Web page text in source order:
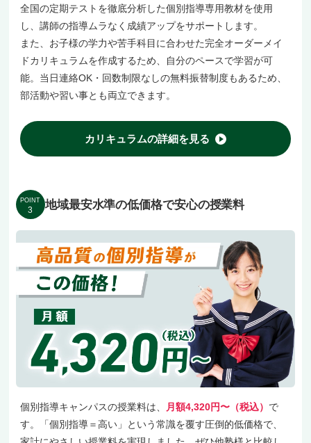
全国の定期テストを徹底分析した個別指導専用教材を使用
し、講師の指導ムラなく成績アップをサポートします。
また、お子様の学力や苦手科目に合わせた完全オーダーメイ
ドカリキュラムを作成するため、自分のペースで学習が可
能。当日連絡OK・回数制限なしの無料振替制度もあるため、
部活動や習い事とも両立できます。
カリキュラムの詳細を見る
POINT
3 地域最安水準の低価格で安心の授業料
個別指導キャンパスの授業料は、 月額4,320円〜（税込） で
す。「個別指導＝高い」という常識を覆す圧倒的低価格で、